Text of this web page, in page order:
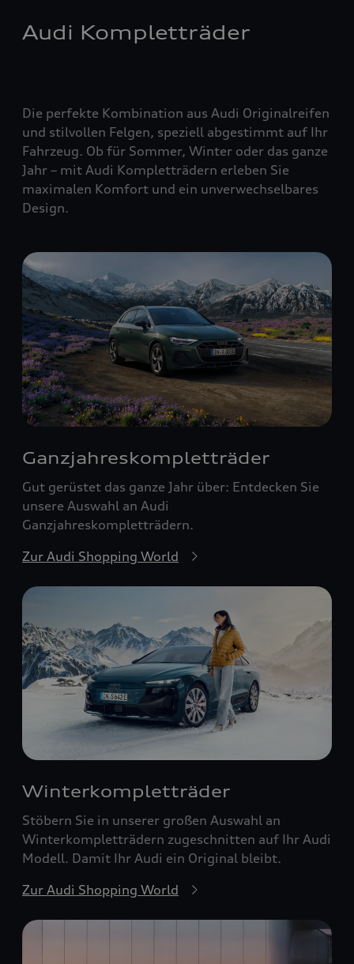
Audi Kompletträder
Die perfekte Kombination aus Audi Originalreifen
und stilvollen Felgen, speziell abgestimmt auf Ihr
Fahrzeug. Ob für Sommer, Winter oder das ganze
Jahr – mit Audi Kompletträdern erleben Sie
maximalen Komfort und ein unverwechselbares
Design.
Ganzjahreskomplett­räder
Gut gerüstet das ganze Jahr über: Entdecken Sie
unsere Auswahl an Audi
Ganzjahreskompletträdern.
Zur Audi Shopping World
Winterkompletträder
Stöbern Sie in unserer großen Auswahl an
Winterkompletträdern zugeschnitten auf Ihr Audi
Modell. Damit Ihr Audi ein Original bleibt.
Zur Audi Shopping World